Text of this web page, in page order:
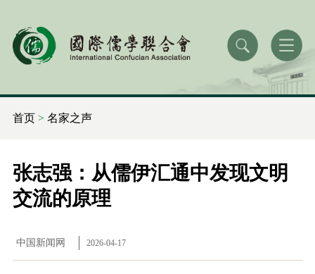
首页> 名家之声
张志强：从儒伊汇通中发现文明
交流的原理
中国新闻网 2026-04-17